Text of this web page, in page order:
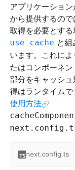
アプリケーショ
から提供するの
取得を必要とする
use cache と
います。これによ
たはコンポーネ
部分をキャッシ
得はランタイムで
使用方法
next.config.ts